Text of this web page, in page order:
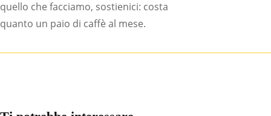
quello che facciamo, sostienici: costa
quanto un paio di caffè al mese.